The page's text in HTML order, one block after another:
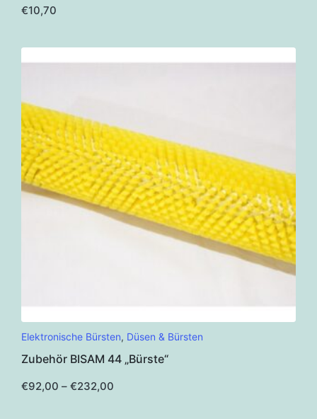
mehrere
Die
auf
der
Produktseite
gewählt
werden
€10,70
Dieses
weist
mehrere
Elektronische Bürsten, Düsen & Bürsten
Zubehör BISAM 44 „Bürste“
€92,00 – €232,00